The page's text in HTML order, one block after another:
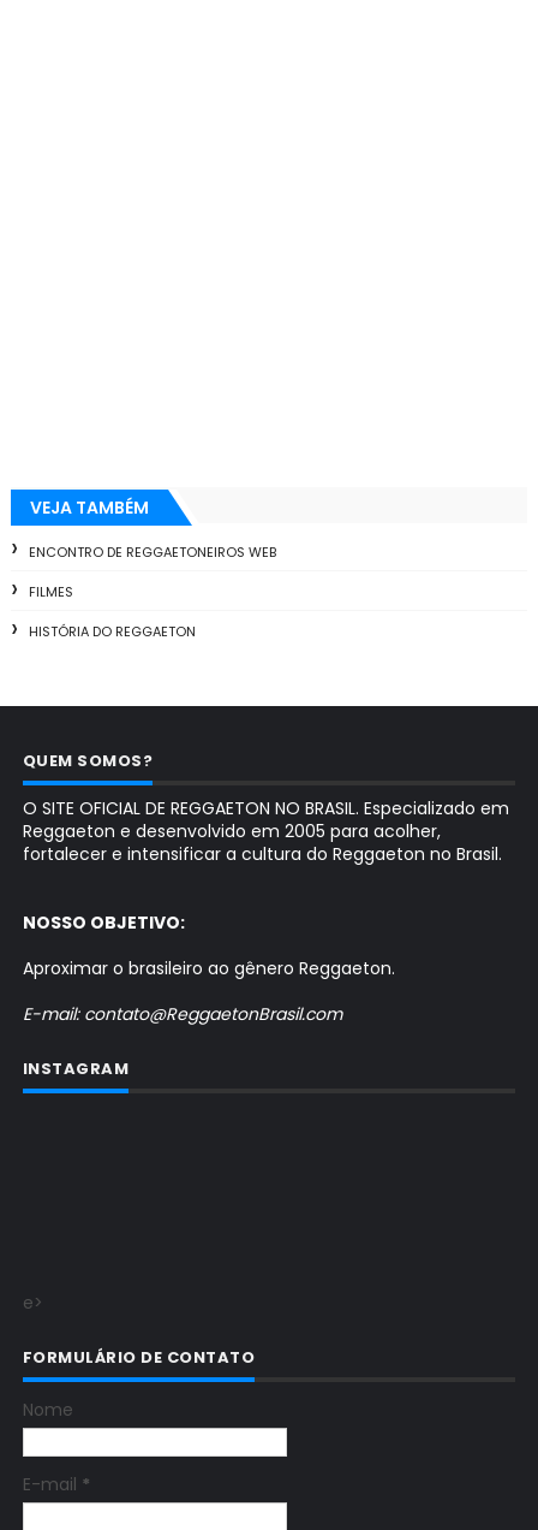
VEJA TAMBÉM
ENCONTRO DE REGGAETONEIROS WEB
FILMES
HISTÓRIA DO REGGAETON
QUEM SOMOS?
O SITE OFICIAL DE REGGAETON NO BRASIL. Especializado em
Reggaeton e desenvolvido em 2005 para acolher,
fortalecer e intensificar a cultura do Reggaeton no Brasil.
NOSSO OBJETIVO:
Aproximar o brasileiro ao gênero Reggaeton.
E-mail: contato@ReggaetonBrasil.com
INSTAGRAM
e>
FORMULÁRIO DE CONTATO
Nome
E-mail *